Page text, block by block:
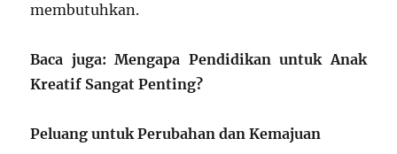
membutuhkan.
Baca juga: Mengapa Pendidikan untuk Anak
Kreatif Sangat Penting?
Peluang untuk Perubahan dan Kemajuan